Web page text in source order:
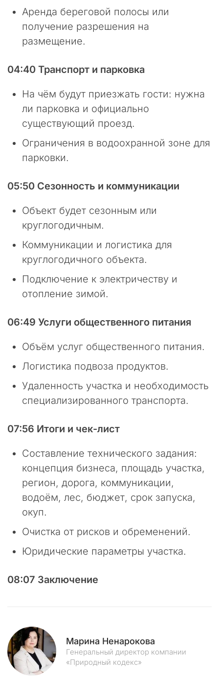
Аренда береговой полосы или
получение разрешения на
размещение.
04:40 Транспорт и парковка
На чём будут приезжать гости: нужна
ли парковка и официально
существующий проезд.
Ограничения в водоохранной зоне для
парковки.
05:50 Сезонность и коммуникации
Объект будет сезонным или
круглогодичным.
Коммуникации и логистика для
круглогодичного объекта.
Подключение к электричеству и
отопление зимой.
06:49 Услуги общественного питания
Объём услуг общественного питания.
Логистика подвоза продуктов.
Удаленность участка и необходимость
специализированного транспорта.
07:56 Итоги и чек-лист
Составление технического задания:
концепция бизнеса, площадь участка,
регион, дорога, коммуникации,
водоём, лес, бюджет, срок запуска,
окуп.
Очистка от рисков и обременений.
Юридические параметры участка.
08:07 Заключение
Марина Ненарокова
Генеральный директор компании
«Природный кодекс»
П
р
и
р
н
й
о
д
к
с
о
в
е
р
г
е
т
с
я
е
г
л
я
р
н
ы
м
п
а
н
о
м
р
н
м
и
е
к
а
м
М